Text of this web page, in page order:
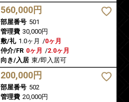
560,000円
部屋番号 501
管理費 30,000円
敷/礼 1.0ヶ月 /0ヶ月
仲介/FR 0ヶ月 /2.0ヶ月
向き/入居 東/即入居可
200,000円
部屋番号 502
管理費 20,000円